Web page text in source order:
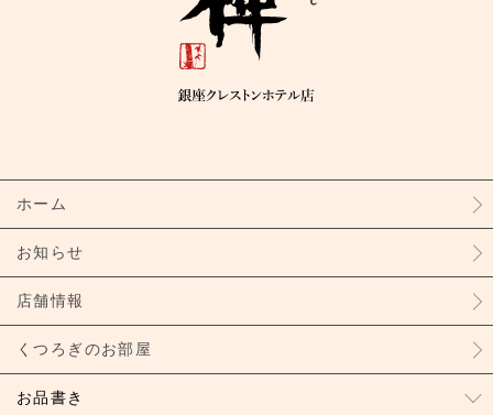
ホーム
お知らせ
店舗情報
くつろぎのお部屋
お品書き